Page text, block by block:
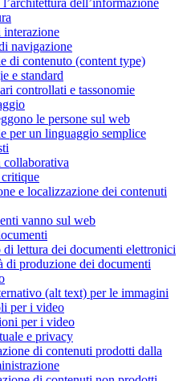
navigazione
di contenuto (content type)
e standard
controllati e tassonomie
le persone sul web
per un linguaggio semplice
collaborativa
e localizzazione dei contenuti
vanno sul web
di lettura dei documenti elettronici
di produzione dei documenti
(alt text) per le immagini
per i video
per i video
e privacy
di contenuti prodotti dalla